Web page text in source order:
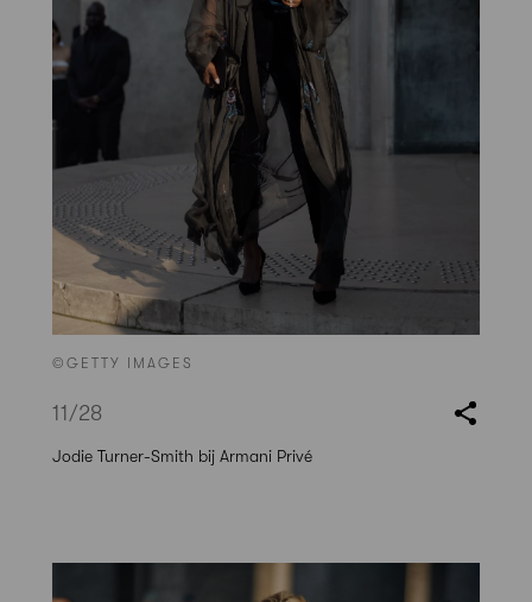
©GETTY IMAGES
11/28
Jodie Turner-Smith bij Armani Privé